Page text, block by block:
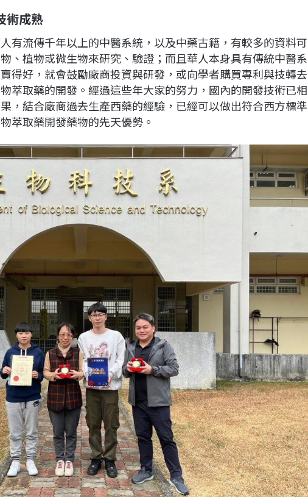
術成熟
有流傳千年以上的中醫系統，以及中藥古籍，有較多的資料可
、植物或微生物來研究、驗證；而且華人本身具有傳統中醫系
得好，就會鼓勵廠商投資與研發，或向學者購買專利與技轉去
萃取藥的開發。經過這些年大家的努力，國內的開發技術已相
，結合廠商過去生產西藥的經驗，已經可以做出符合西方標準
萃取藥開發藥物的先天優勢。